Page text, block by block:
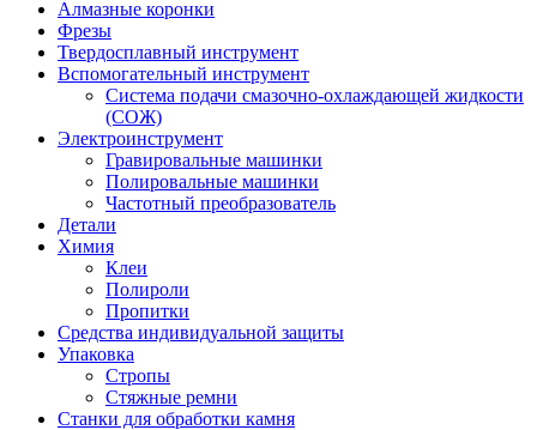
Алмазные коронки
Фрезы
Твердосплавный инструмент
Вспомогательный инструмент
Система подачи смазочно-охлаждающей жидкости
(СОЖ)
Электроинструмент
Гравировальные машинки
Полировальные машинки
Частотный преобразователь
Детали
Химия
Клеи
Полироли
Пропитки
Средства индивидуальной защиты
Упаковка
Стропы
Стяжные ремни
Станки для обработки камня